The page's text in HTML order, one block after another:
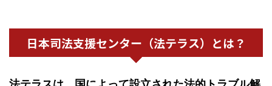
日本司法支援センター（法テラス）とは？